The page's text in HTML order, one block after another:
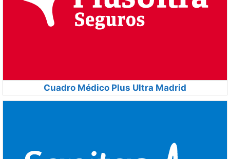
Cuadro Médico Plus Ultra Madrid